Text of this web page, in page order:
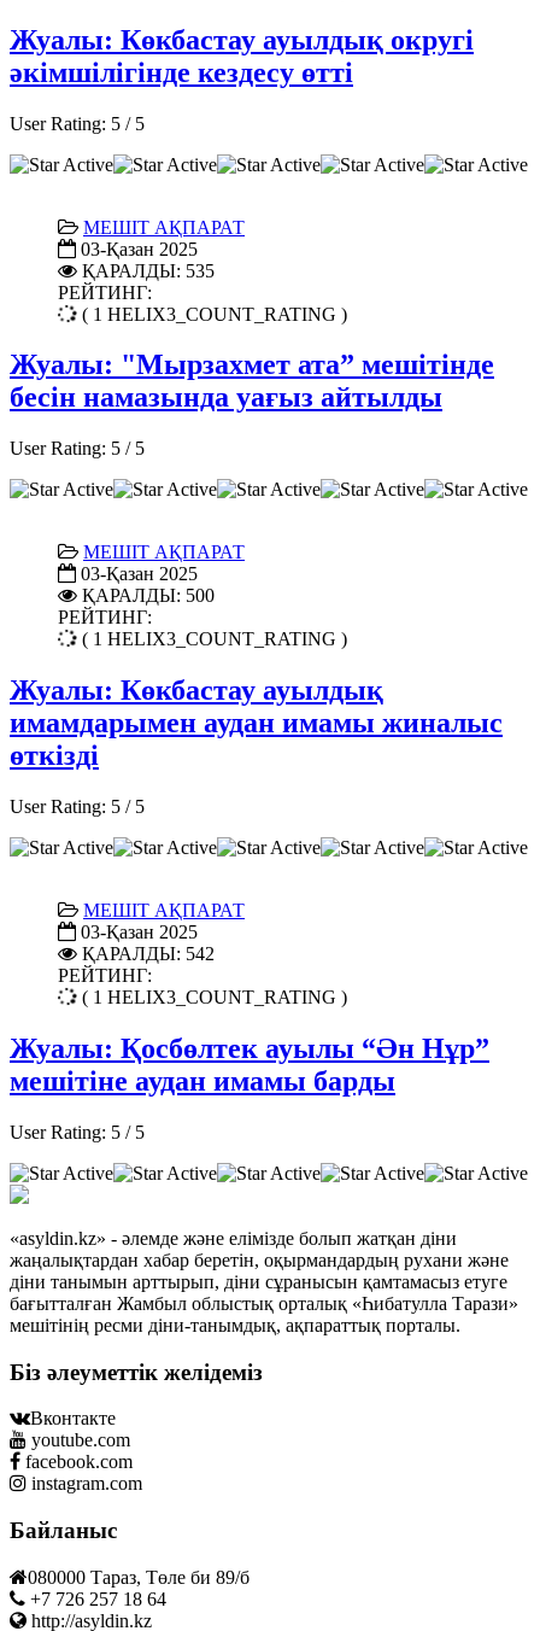
Жуалы: Көкбастау ауылдық округі
әкімшілігінде кездесу өтті
User Rating: 5 / 5
МЕШІТ АҚПАРАТ
03-Қазан 2025
ҚАРАЛДЫ: 535
РЕЙТИНГ:
( 1 HELIX3_COUNT_RATING )
Жуалы: "Мырзахмет ата” мешітінде
бесін намазында уағыз айтылды
User Rating: 5 / 5
МЕШІТ АҚПАРАТ
03-Қазан 2025
ҚАРАЛДЫ: 500
РЕЙТИНГ:
( 1 HELIX3_COUNT_RATING )
Жуалы: Көкбастау ауылдық
имамдарымен аудан имамы жиналыс
өткізді
User Rating: 5 / 5
МЕШІТ АҚПАРАТ
03-Қазан 2025
ҚАРАЛДЫ: 542
РЕЙТИНГ:
( 1 HELIX3_COUNT_RATING )
Жуалы: Қосбөлтек ауылы “Ән Нұр”
мешітіне аудан имамы барды
User Rating: 5 / 5
«asyldin.kz» - әлемде және елімізде болып жатқан діни
жаңалықтардан хабар беретін, оқырмандардың рухани және
діни танымын арттырып, діни сұранысын қамтамасыз етуге
бағытталған Жамбыл облыстық орталық «Һибатулла Тарази»
мешітінің ресми діни-танымдық, ақпараттық порталы.
Біз әлеуметтік желідеміз
Вконтакте
youtube.com
facebook.com
instagram.com
Байланыс
080000 Тараз, Төле би 89/б
+7 726 257 18 64
http://asyldin.kz